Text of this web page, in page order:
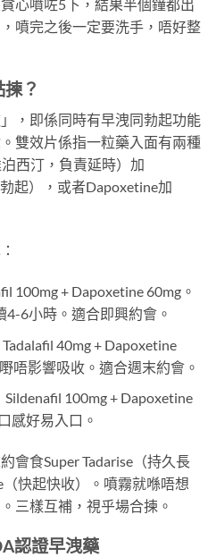
心噴咗5下，結果半個鐘都出
噴完之後一定要洗手，唔好整
？
，即係同時有早洩同勃起功能
雙效片係指一粒藥入面有兩種
西汀，負責延時）加
起），或者Dapoxetine加
100mg + Dapoxetine 60mg。
6小時。適合即興約會。
Tadalafil 40mg + Dapoxetine
唔影響吸收。適合週末約會。
Sildenafil 100mg + Dapoxetine
感好易入口。
會食Super Tadarise（持久長
快起快收）。噴霧就喺唔想
三樣互補，視乎場合揀。
認證早洩藥